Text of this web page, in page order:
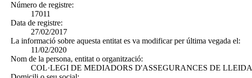
Número de registre:
17011
Data de registre:
27/02/2017
La informació sobre aquesta entitat es va modificar per última vegada el:
11/02/2020
Nom de la persona, entitat o organització:
COL·LEGI DE MEDIADORS D'ASSEGURANCES DE LLEIDA